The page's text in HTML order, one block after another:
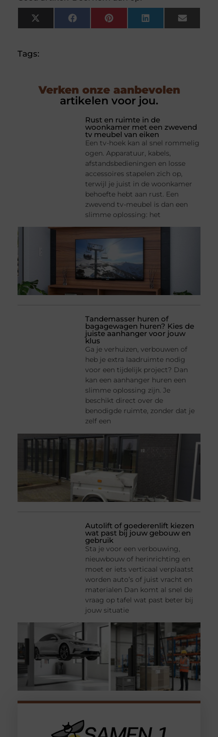
X
(Twitter)
FacebookPinterestLinkedInEmail
Tags:
Verken onze aanbevolen
artikelen voor jou.
Rust en ruimte in de
woonkamer met een zwevend
tv meubel van eiken
Een tv-hoek kan al snel rommelig
ogen. Apparatuur, kabels,
afstandsbedieningen en losse
accessoires stapelen zich op,
terwijl je juist in de woonkamer
behoefte hebt aan rust. Een
zwevend tv-meubel is dan een
slimme oplossing: het
Tandemasser huren of
bagagewagen huren? Kies de
juiste aanhanger voor jouw
klus
Ga je verhuizen, verbouwen of
heb je extra laadruimte nodig
voor een tijdelijk project? Dan
kan een aanhanger huren een
slimme oplossing zijn. Je
beschikt direct over de
benodigde ruimte, zonder dat je
zelf een
Autolift of goederenlift kiezen
wat past bij jouw gebouw en
gebruik
Sta je voor een verbouwing,
nieuwbouw of herinrichting en
moet er iets verticaal verplaatst
worden auto’s of juist vracht en
materialen Dan komt al snel de
vraag op tafel wat past beter bij
jouw situatie